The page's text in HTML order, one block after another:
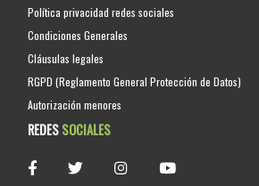
Política privacidad redes sociales
Condiciones Generales
Cláusulas legales
RGPD (Reglamento General Protección de Datos)
Autorización menores
REDESSOCIALES